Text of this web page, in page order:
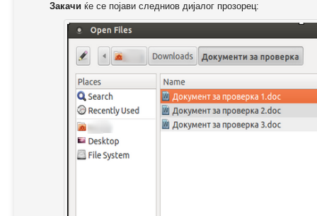
Закачи ќе се појави следниов дијалог прозорец: